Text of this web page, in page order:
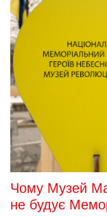
Чому Музей
не будує